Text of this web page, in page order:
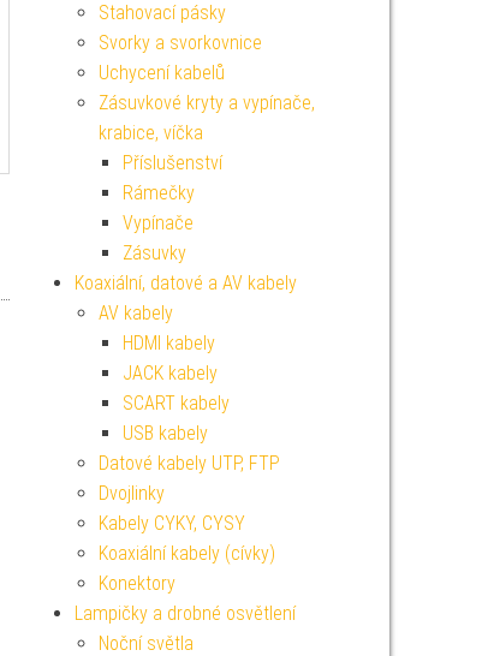
Stahovací pásky
Svorky a svorkovnice
Uchycení kabelů
Zásuvkové kryty a vypínače,
krabice, víčka
Příslušenství
Rámečky
Vypínače
Zásuvky
Koaxiální, datové a AV kabely
AV kabely
HDMI kabely
JACK kabely
SCART kabely
USB kabely
Datové kabely UTP, FTP
Dvojlinky
Kabely CYKY, CYSY
Koaxiální kabely (cívky)
Konektory
Lampičky a drobné osvětlení
Noční světla